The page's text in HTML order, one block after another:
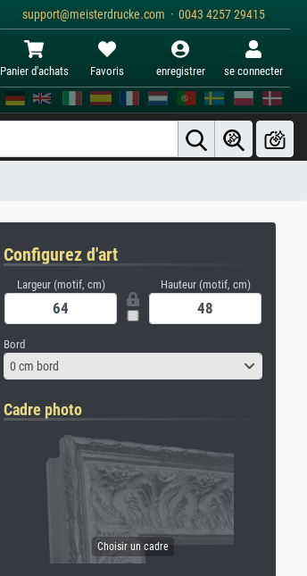
support@meisterdrucke.com · 0043 4257 29415
Panier d'achats Favoris enregistrer se connecter
Configurez d'art
Largeur (motif, cm) Hauteur (motif, cm)
Bord
0 cm bord
Cadre photo